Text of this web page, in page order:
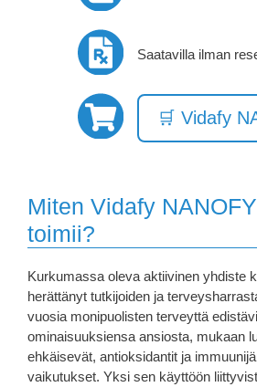
Saatavilla ilman
🛒 Vidafy
Miten Vidafy
toimii?
Kurkumassa oleva aktiivinen yhdiste
herättänyt tutkijoiden ja
vuosia monipuolisten terveyttä
ominaisuuksiensa ansiosta, mukaan
ehkäisevät, antioksidantit ja
vaikutukset. Yksi sen käyttöön